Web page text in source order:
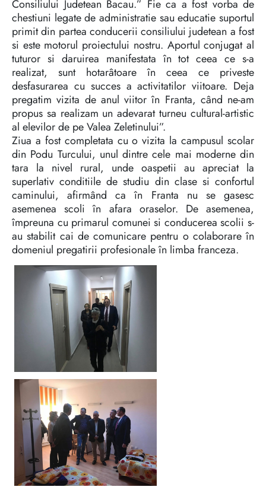
Consiliului Judetean Bacau.” Fie ca a fost vorba de
chestiuni legate de administratie sau educatie suportul
primit din partea conducerii consiliului judetean a fost
si este motorul proiectului nostru. Aportul conjugat al
tuturor si daruirea manifestata în tot ceea ce s-a
realizat, sunt hotarâtoare în ceea ce priveste
desfasurarea cu succes a activitatilor viitoare. Deja
pregatim vizita de anul viitor în Franta, când ne-am
propus sa realizam un adevarat turneu cultural-artistic
al elevilor de pe Valea Zeletinului”.
Ziua a fost completata cu o vizita la campusul scolar
din Podu Turcului, unul dintre cele mai moderne din
tara la nivel rural, unde oaspetii au apreciat la
superlativ conditiile de studiu din clase si confortul
caminului, afirmând ca în Franta nu se gasesc
asemenea scoli în afara oraselor. De asemenea,
împreuna cu primarul comunei si conducerea scolii s-
au stabilit cai de comunicare pentru o colaborare în
domeniul pregatirii profesionale în limba franceza.